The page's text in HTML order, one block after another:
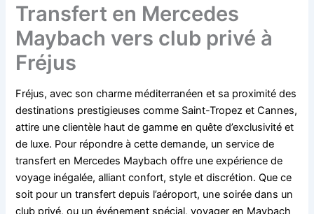
Transfert en Mercedes
Maybach vers club privé à
Fréjus
Fréjus, avec son charme méditerranéen et sa proximité des
destinations prestigieuses comme Saint-Tropez et Cannes,
attire une clientèle haut de gamme en quête d’exclusivité et
de luxe. Pour répondre à cette demande, un service de
transfert en Mercedes Maybach offre une expérience de
voyage inégalée, alliant confort, style et discrétion. Que ce
soit pour un transfert depuis l’aéroport, une soirée dans un
club privé, ou un événement spécial, voyager en Maybach